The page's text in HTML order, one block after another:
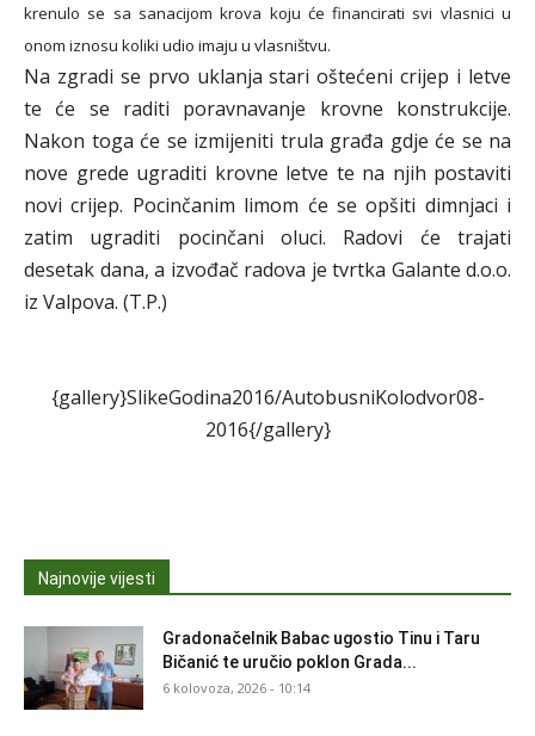
krenulo se sa sanacijom krova koju će financirati svi vlasnici u
onom iznosu koliki udio imaju u vlasništvu.
Na zgradi se prvo uklanja stari oštećeni crijep i letve
te će se raditi poravnavanje krovne konstrukcije.
Nakon toga će se izmijeniti trula građa gdje će se na
nove grede ugraditi krovne letve te na njih postaviti
novi crijep. Pocinčanim limom će se opšiti dimnjaci i
zatim ugraditi pocinčani oluci. Radovi će trajati
desetak dana, a izvođač radova je tvrtka Galante d.o.o.
iz Valpova. (T.P.)
{gallery}SlikeGodina2016/AutobusniKolodvor08-
2016{/gallery}
Najnovije vijesti
Gradonačelnik Babac ugostio Tinu i Taru
Bičanić te uručio poklon Grada...
6 kolovoza, 2026 - 10:14